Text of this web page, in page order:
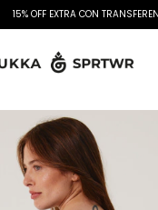
15% OFF EXTRA CON TRANSFERENCIA